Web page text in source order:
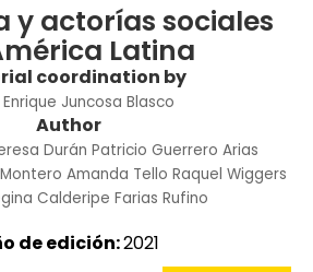
y actorías sociales
Latina
coordination by
Juncosa Blasco
Author
Durán Patricio Guerrero Arias
Amanda Tello Raquel Wiggers
Calderipe Farias Rufino
de edición:2021